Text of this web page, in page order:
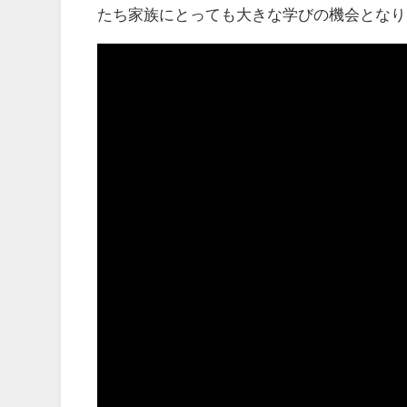
たち家族にとっても大きな学びの機会とな